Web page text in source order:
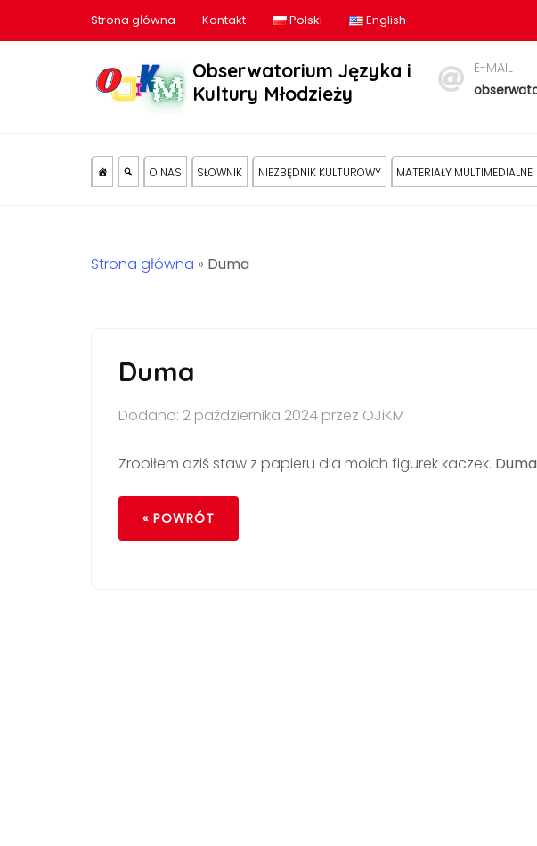
Strona główna Kontakt Polski English
Obserwatorium Języka i
Kultury Młodzieży
E-MAIL
O NAS SŁOWNIK NIEZBĘDNIK KULTUROWY MATERIAŁY MULTIMEDIALNE
Strona główna » Duma
Duma
Dodano: 2 października 2024 przez OJiKM
Zrobiłem dziś staw z papieru dla moich figurek kaczek.
« POWRÓT